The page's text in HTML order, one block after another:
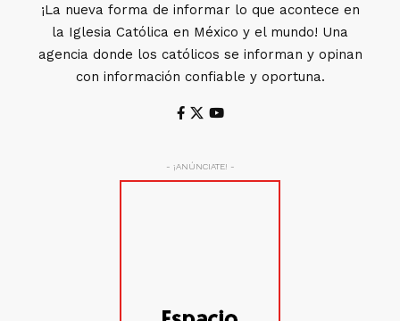
¡La nueva forma de informar lo que acontece en
la Iglesia Católica en México y el mundo! Una
agencia donde los católicos se informan y opinan
con información confiable y oportuna.
- ¡ANÚNCIATE! -